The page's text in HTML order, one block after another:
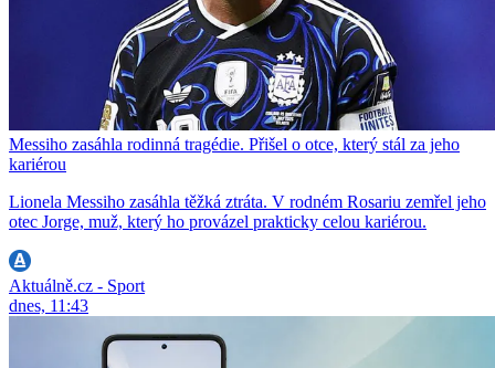
Messiho zasáhla rodinná tragédie. Přišel o otce, který stál za jeho
kariérou
Lionela Messiho zasáhla těžká ztráta. V rodném Rosariu zemřel jeho
otec Jorge, muž, který ho provázel prakticky celou kariérou.
Aktuálně.cz - Sport
dnes, 11:43